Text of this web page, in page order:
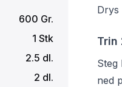
600 Gr.
1 Stk
2.5 dl.
2 dl.
Drys
Trin
Steg
ned